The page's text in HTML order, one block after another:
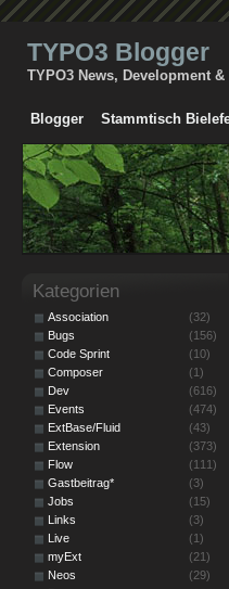
TYPO3 Blogger
TYPO3 News, Development
Blogger Stammtisch
Kategorien
Association
(32)
Bugs
(156)
Code Sprint
(10)
Composer
(1)
Dev
(616)
Events
(474)
ExtBase/Fluid
(43)
Extension
(373)
Flow
(111)
Gastbeitrag*
(3)
Jobs
(15)
Links
(3)
Live
(1)
myExt
(21)
Neos
(29)